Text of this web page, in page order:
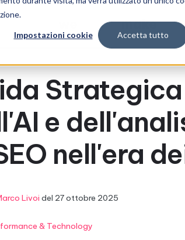
Impostazioni cookie Accetta tutto
make
cosa facciamo
e
nell'era
Livoi del 27 ottobre 2025
& Technology